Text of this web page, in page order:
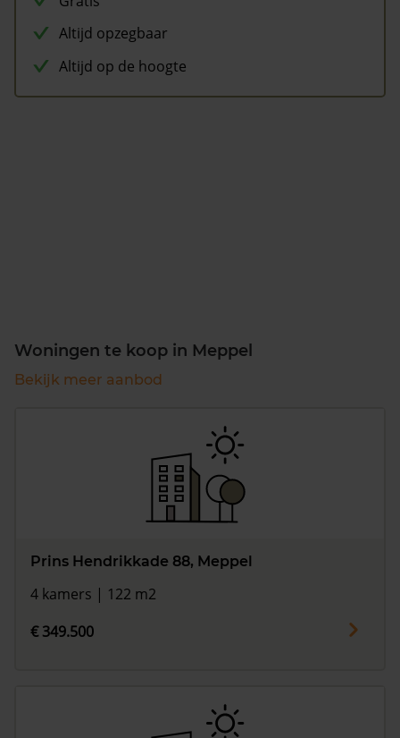
Altijd opzegbaar
Altijd op de hoogte
Woningen te koop in Meppel
Bekijk meer aanbod
Prins Hendrikkade 88, Meppel
4 kamers | 122 m2
€ 349.500